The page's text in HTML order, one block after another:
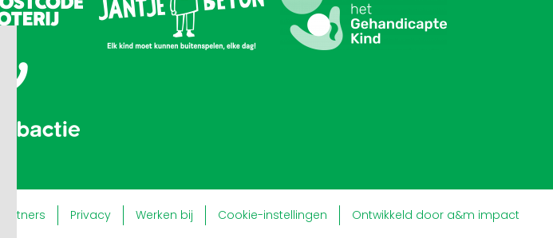
Partners Privacy Werken bij Cookie-instellingen Ontwikkeld door a&m impact